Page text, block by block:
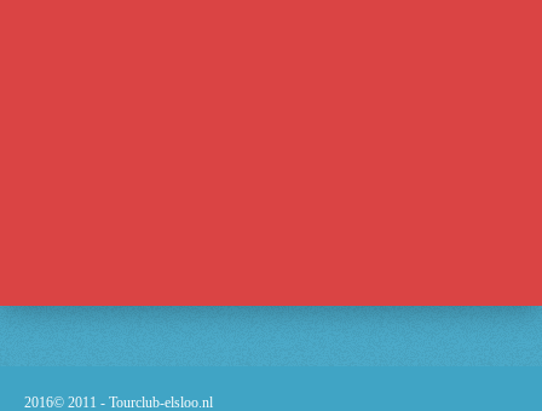
2016© 2011 - Tourclub-elsloo.nl